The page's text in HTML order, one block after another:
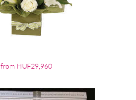
from HUF29,960